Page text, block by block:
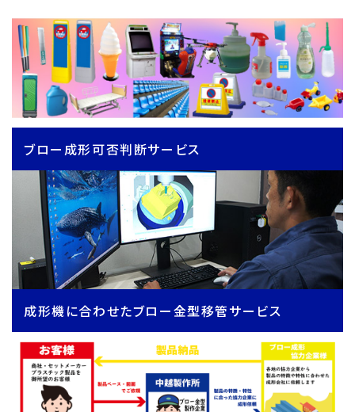
ブロー成形可否判断サービス
成形機に合わせたブロー金型移管サービス